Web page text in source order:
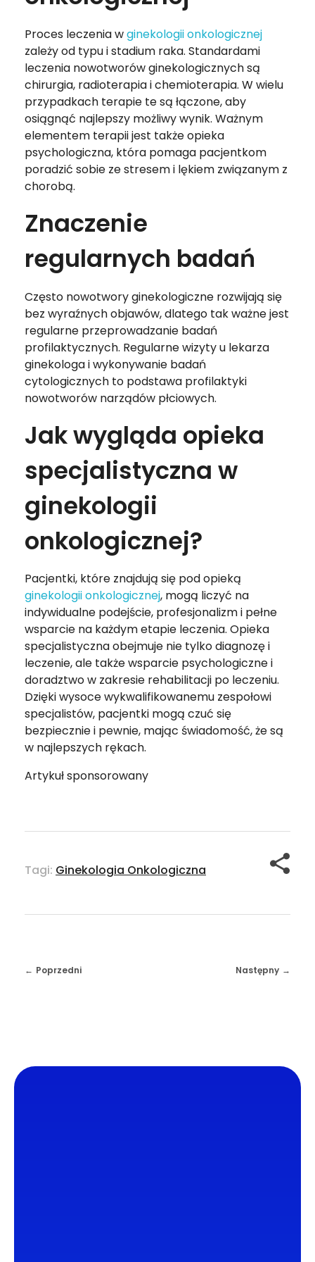
Proces leczenia wginekologii onkologicznej
zależy od typu i stadium raka. Standardami
leczenia nowotworów ginekologicznych są
chirurgia, radioterapia i chemioterapia. W wielu
przypadkach terapie te są łączone, aby
osiągnąć najlepszy możliwy wynik. Ważnym
elementem terapii jest także opieka
psychologiczna, która pomaga pacjentkom
poradzić sobie ze stresem i lękiem związanym z
chorobą.
Znaczenie
regularnych badań
Często nowotwory ginekologiczne rozwijają się
bez wyraźnych objawów, dlatego tak ważne jest
regularne przeprowadzanie badań
profilaktycznych. Regularne wizyty u lekarza
ginekologa i wykonywanie badań
cytologicznych to podstawa profilaktyki
nowotworów narządów płciowych.
Jak wygląda opieka
specjalistyczna w
ginekologii
onkologicznej?
Pacjentki, które znajdują się pod opieką
ginekologii onkologicznej, mogą liczyć na
indywidualne podejście, profesjonalizm i pełne
wsparcie na każdym etapie leczenia. Opieka
specjalistyczna obejmuje nie tylko diagnozę i
leczenie, ale także wsparcie psychologiczne i
doradztwo w zakresie rehabilitacji po leczeniu.
Dzięki wysoce wykwalifikowanemu zespołowi
specjalistów, pacjentki mogą czuć się
bezpiecznie i pewnie, mając świadomość, że są
w najlepszych rękach.
Artykuł sponsorowany
Tagi: Ginekologia Onkologiczna
Poprzedni Następny